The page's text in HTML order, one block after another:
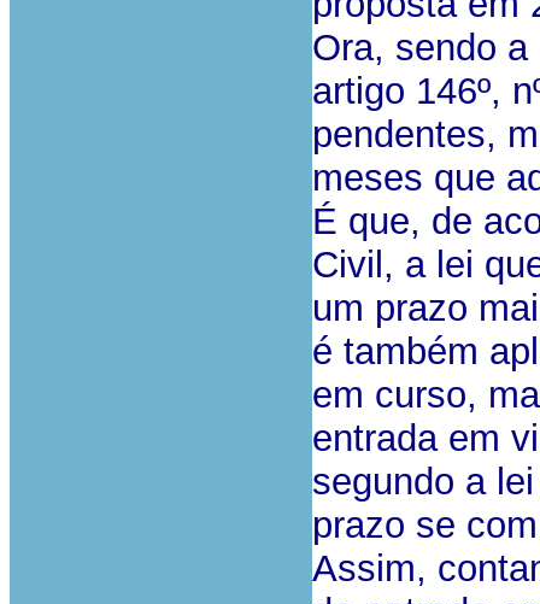
Ora, sendo
artigo 146º,
pendentes,
meses que
É que, de
Civil, a lei
um prazo
é também
em curso,
entrada em
segundo a
prazo se
Assim,